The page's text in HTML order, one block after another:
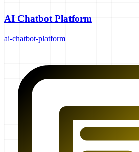
AI Chatbot Platform
ai-chatbot-platform